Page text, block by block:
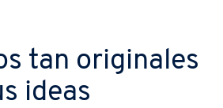
tan originales
ideas